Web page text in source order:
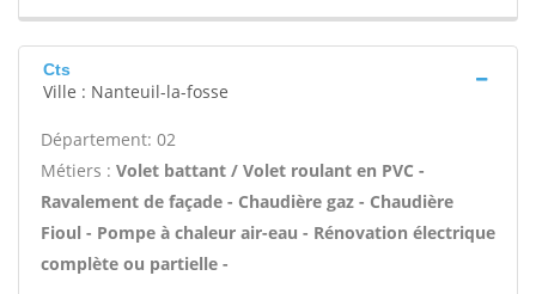
Cts
Ville : Nanteuil-la-fosse
Département: 02
Métiers : Volet battant / Volet roulant en PVC -
Ravalement de façade - Chaudière gaz - Chaudière
Fioul - Pompe à chaleur air-eau - Rénovation électrique
complète ou partielle -